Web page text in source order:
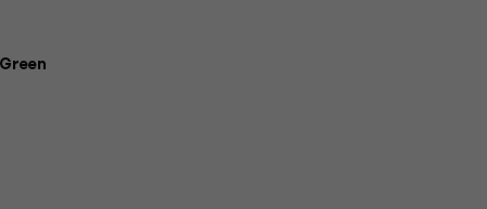
Green